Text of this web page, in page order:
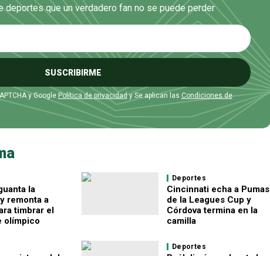
deportes que un verdadero fan no se puede perder
SUSCRIBIRME
y Google Política de privacidady Se aplican las Condiciones de
la
remonta a
timbrar el
olímpico
Deportes
Cincinnati echa a Pumas
de la Leagues Cup y
Córdova termina en la
camilla
Deportes